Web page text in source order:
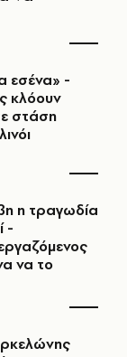
εσένα» -
κλόουν
στάση
η τραγωδία
-
να το